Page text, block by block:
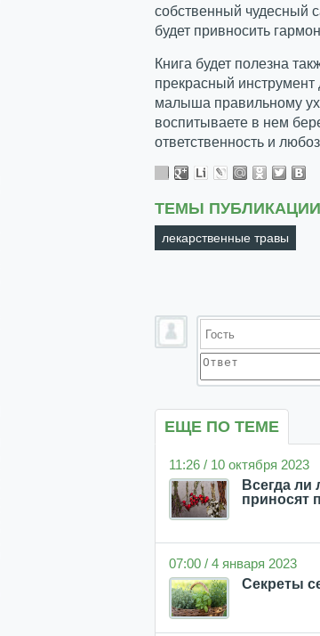
собственный чудесный
будет привносить
Книга будет полезна
прекрасный
малыша правильному
воспитываете в нем
ответственность и
ТЕМЫ ПУБЛИКАЦИИ
лекарственные травы
ЕЩЕ ПО ТЕМЕ
11:26 / 10 октября 2023
Всегда ли
приносят
07:00 / 4 января 2023
Секреты